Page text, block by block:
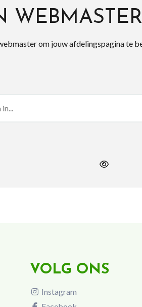
om jouw afdelingspagina te
VOLG ONS
Instagram